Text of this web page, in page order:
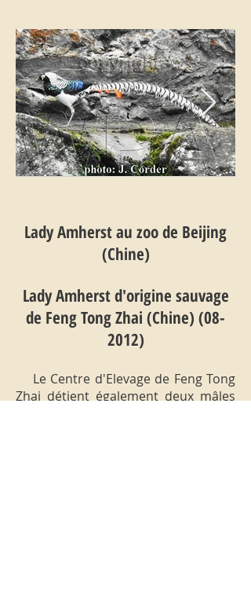
Lady Amherst au zoo de Beijing
(Chine)
Lady Amherst d'origine sauvage
de Feng Tong Zhai (Chine) (08-
2012)
Le Centre d'Elevage de Feng Tong
Zhai détient également deux mâles